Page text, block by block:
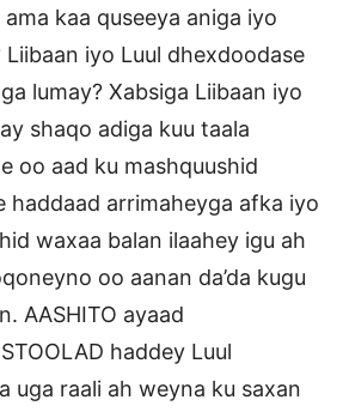
kaa quseeya aniga iyo
Liibaan iyo Luul dhexdoodase
lumay? Xabsiga Liibaan iyo
shaqo adiga kuu taala
oo aad ku mashquushid
haddaad arrimaheyga afka iyo
waxaa balan ilaahey igu ah
oo aanan da’da kugu
AASHITO ayaad
haddey Luul
uga raali ah weyna ku saxan